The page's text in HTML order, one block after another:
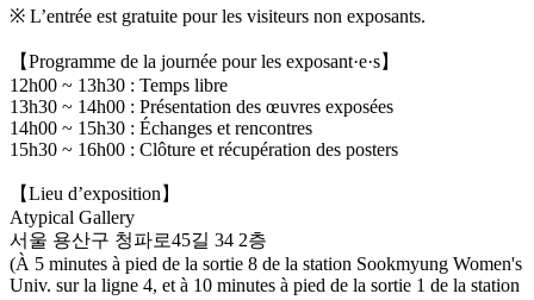
※ L’entrée est gratuite pour les visiteurs non exposants.
【Programme de la journée pour les exposant·e·s】
12h00 ~ 13h30 : Temps libre
13h30 ~ 14h00 : Présentation des œuvres exposées
14h00 ~ 15h30 : Échanges et rencontres
15h30 ~ 16h00 : Clôture et récupération des posters
【Lieu d’exposition】
Atypical Gallery
서울 용산구 청파로45길 34 2층
(À 5 minutes à pied de la sortie 8 de la station Sookmyung Women's
Univ. sur la ligne 4, et à 10 minutes à pied de la sortie 1 de la station